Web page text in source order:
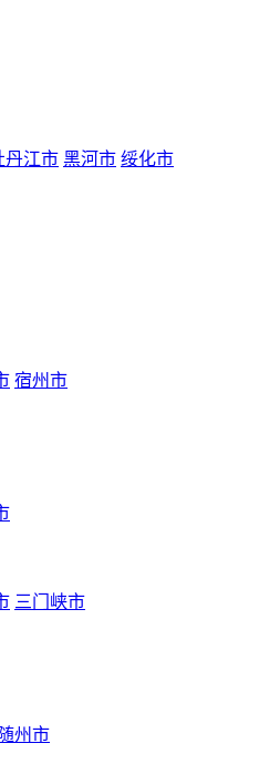
丹江市 黑河市 绥化市
宿州市
三门峡市
随州市